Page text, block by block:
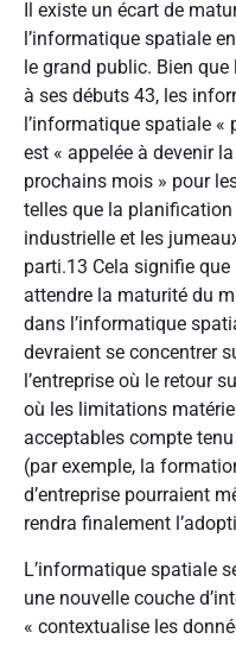
Il existe un écart de
l’informatique spatiale
le grand public. Bien
à ses débuts 43, les
l’informatique spatiale «
est « appelée à devenir
prochains mois » pour
telles que la
industrielle et les
parti.13 Cela signifie
attendre la maturité du
dans l’informatique
devraient se concentrer
l’entreprise où le retour
où les limitations
acceptables compte
(par exemple, la
d’entreprise pourraient
rendra finalement
L’informatique spatiale
une nouvelle couche
« contextualise les